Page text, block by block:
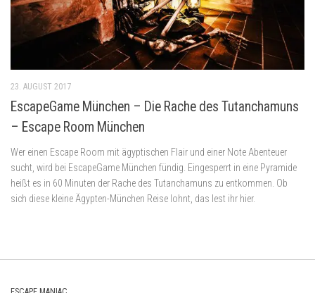
23. AUGUST 2017
EscapeGame München – Die Rache des Tutanchamuns
– Escape Room München
Wer einen Escape Room mit ägyptischen Flair und einer Note Abenteuer
sucht, wird bei EscapeGame München fündig. Eingesperrt in eine Pyramide
heißt es in 60 Minuten der Rache des Tutanchamuns zu entkommen. Ob
sich diese kleine Ägypten-München Reise lohnt, das lest ihr hier.